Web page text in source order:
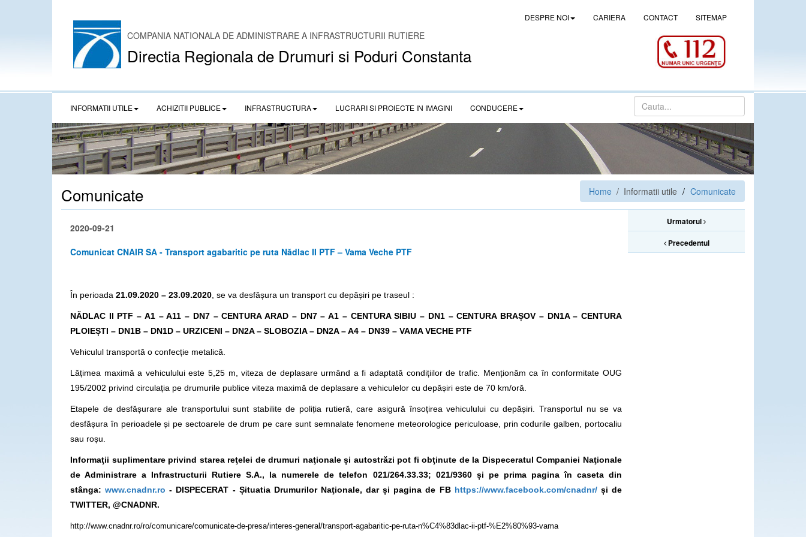
DESPRE NOI CARIERA CONTACT SITEMAP
COMPANIA NATIONALA DE ADMINISTRARE A INFRASTRUCTURII RUTIERE
Directia Regionala de Drumuri si Poduri Constanta
INFORMATII UTILE ACHIZITII PUBLICE INFRASTRUCTURA LUCRARI SI PROIECTE IN IMAGINI CONDUCERE
Comunicate Home / Informatii utile Comunicate
Urmatorul
Precedentul
2020-09-21
Comunicat CNAIR SA - Transport agabaritic pe ruta Nădlac II PTF – Vama Veche PTF
În perioada 21.09.2020 – 23.09.2020 , se va desfășura un transport cu depășiri pe traseul :
NĂDLAC II PTF – A1 – A11 – DN7 – CENTURA ARAD – DN7 – A1 – CENTURA SIBIU – DN1 – CENTURA BRAȘOV – DN1A – CENTURA
PLOIEȘTI – DN1B – DN1D – URZICENI – DN2A – SLOBOZIA – DN2A – A4 – DN39 – VAMA VECHE PTF
Vehiculul transportă o confecție metalică.
Lățimea maximă a vehiculului este 5,25 m, viteza de deplasare urmând a fi adaptată condițiilor de trafic. Menționăm ca în conformitate OUG
195/2002 privind circulația pe drumurile publice viteza maximă de deplasare a vehiculelor cu depășiri este de 70 km/oră.
Etapele de desfășurare ale transportului sunt stabilite de poliția rutieră, care asigură însoțirea vehiculului cu depășiri. Transportul nu se va
desfășura în perioadele și pe sectoarele de drum pe care sunt semnalate fenomene meteorologice periculoase, prin codurile galben, portocaliu
sau roșu.
Informaţii suplimentare privind starea reţelei de drumuri naţionale și autostrăzi pot fi obţinute de la Dispeceratul Companiei Naţionale
de Administrare a Infrastructurii Rutiere S.A., la numerele de telefon 021/264.33.33; 021/9360 și pe prima pagina în caseta din
stânga:www.cnadnr.ro - DISPECERAT - Șituatia Drumurilor Naţionale, dar și pagina de FB https://www.facebook.com/cnadnr/și de
TWITTER, @CNADNR.
http://www.cnadnr.ro/ro/comunicare/comunicate-de-presa/interes-general/transport-agabaritic-pe-ruta-n%C4%83dlac-ii-ptf-%E2%80%93-vama